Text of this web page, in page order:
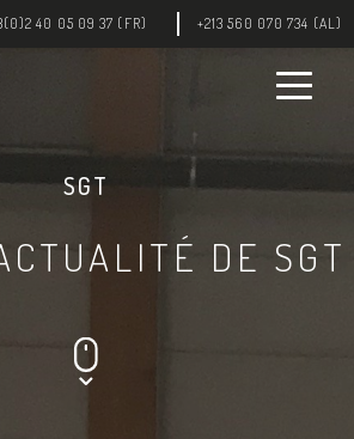
40 05 09 37 (FR) +213 560 070 734 (AL)
SGT
DE SGT